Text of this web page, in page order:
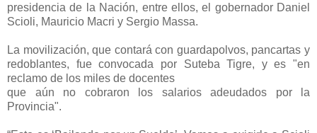
presidencia de la Nación, entre ellos, el gobernador Daniel
Scioli, Mauricio Macri y Sergio Massa.
La movilización, que contará con guardapolvos, pancartas y
redoblantes, fue convocada por Suteba Tigre, y es "en
reclamo de los miles de docentes
que aún no cobraron los salarios adeudados por la
Provincia".